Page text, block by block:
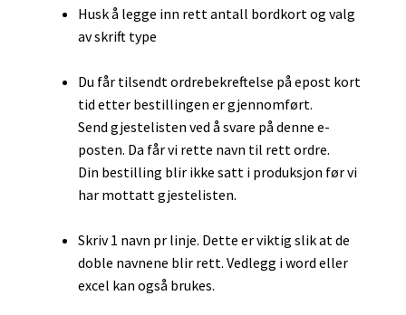
Husk å legge inn rett antall bordkort og valg
av skrift type
Du får tilsendt ordrebekreftelse på epost kort
tid etter bestillingen er gjennomført.
Send gjestelisten ved å svare på denne e-
posten. Da får vi rette navn til rett ordre.
Din bestilling blir ikke satt i produksjon før vi
har mottatt gjestelisten.
Skriv 1 navn pr linje. Dette er viktig slik at de
doble navnene blir rett. Vedlegg i word eller
excel kan også brukes.